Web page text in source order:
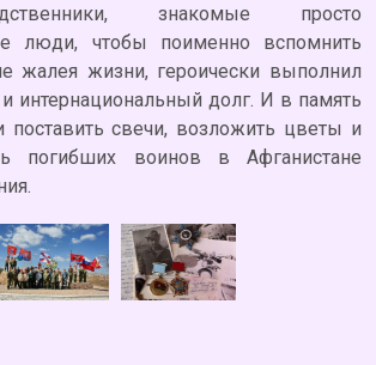
знакомые просто
люди, чтобы поименно вспомнить
жалея жизни, героически выполнил
интернациональный долг. И в память
свечи, возложить цветы и
погибших воинов в Афганистане